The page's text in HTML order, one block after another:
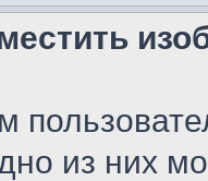
из них